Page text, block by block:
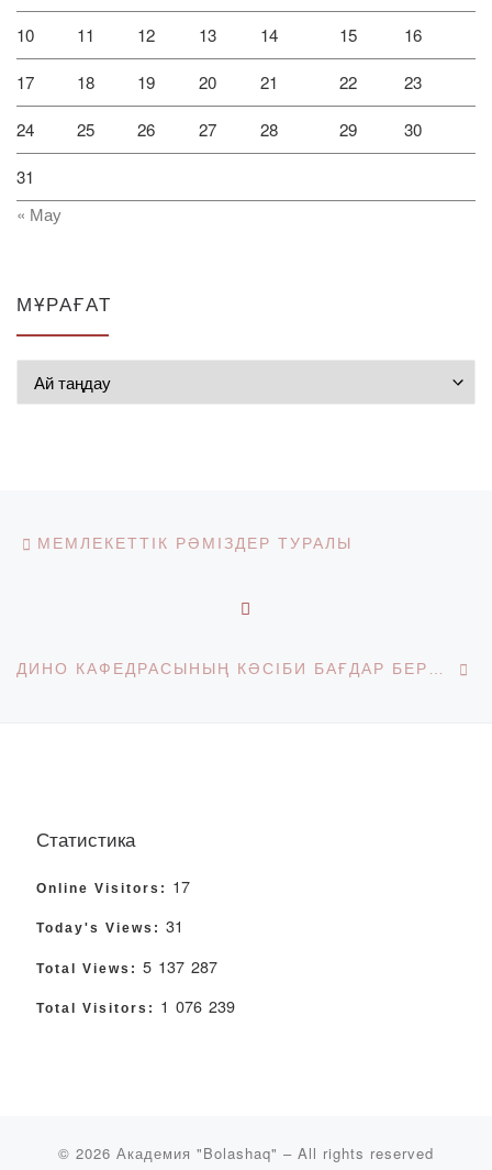
10 11 12 13 14 15 16
17 18 19 20 21 22 23
24 25 26 27 28 29 30
31
« Мау
МҰРАҒАТ
Post navigation
МЕМЛЕКЕТТІК РӘМІЗДЕР ТУРАЛЫ
ДИНО КАФЕДРАСЫНЫҢ КӘСІБИ БАҒДАР БЕРУ ЖҰМЫСЫ
Статистика
Online Visitors: 17
Today's Views: 31
Total Views: 5 137 287
Total Visitors: 1 076 239
© 2026 Академия "Bolashaq" – All rights reserved